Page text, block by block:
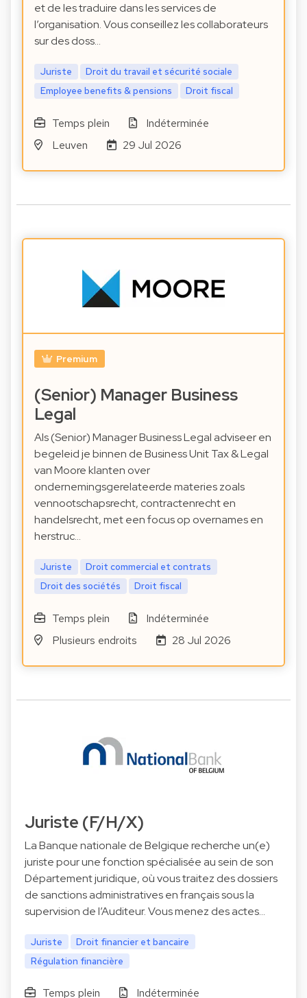
et de les traduire dans les services de
l’organisation. Vous conseillez les collaborateurs
sur des doss…
Juriste
Droit du travail et sécurité sociale
Employee benefits & pensions
Droit fiscal
Temps plein
Indéterminée
Leuven
29 Jul 2026
Premium
(Senior) Manager Business
Legal
Als (Senior) Manager Business Legal adviseer en
begeleid je binnen de Business Unit Tax & Legal
van Moore klanten over
ondernemingsgerelateerde materies zoals
vennootschapsrecht, contractenrecht en
handelsrecht, met een focus op overnames en
herstruc…
Juriste
Droit commercial et contrats
Droit des sociétés
Droit fiscal
Temps plein
Indéterminée
Plusieurs endroits
28 Jul 2026
Juriste (F/H/X)
La Banque nationale de Belgique recherche un(e)
juriste pour une fonction spécialisée au sein de son
Département juridique, où vous traitez des dossiers
de sanctions administratives en français sous la
supervision de l’Auditeur. Vous menez des actes…
Juriste
Droit financier et bancaire
Régulation financière
Temps plein Indéterminée